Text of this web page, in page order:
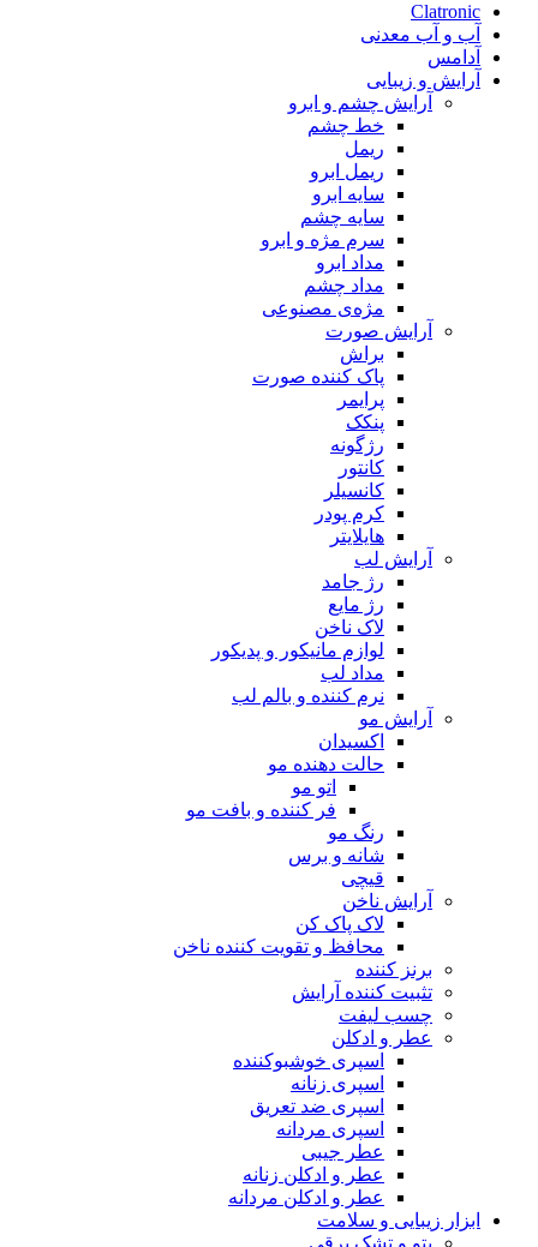
Clatronic
آب و آب معدنی
آدامس
آرایش و زیبایی
آرایش چشم و ابرو
خط چشم
ریمل
ریمل ابرو
سایه ابرو
سایه چشم
سرم مژه و ابرو
مداد ابرو
مداد چشم
مژه‌‌ی مصنوعی
آرایش صورت
براش
پاک کننده صورت
پرایمر
پنکک
رژگونه
کانتور
کانسیلر
کرم پودر
هایلایتر
آرایش لب
رژ جامد
رژ مایع
لاک ناخن
لوازم مانیکور و پدیکور
مداد لب
نرم کننده و بالم لب
آرایش مو
اکسیدان
حالت دهنده مو
اتو مو
فر کننده و بافت مو
رنگ مو
شانه و برس
قیچی
آرایش ناخن
لاک پاک کن
محافظ و تقویت کننده ناخن
برنز کننده
تثبیت کننده آرایش
چسب لیفت
عطر و ادکلن
اسپری خوشبوکننده
اسپری زنانه
اسپری ضد تعریق
اسپری مردانه
عطر جیبی
عطر و ادکلن زنانه
عطر و ادکلن مردانه
ابزار زیبایی و سلامت